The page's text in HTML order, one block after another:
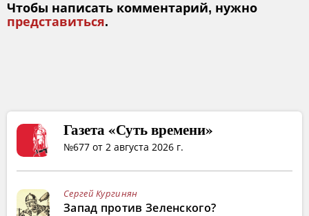
Чтобы написать комментарий, нужно
представиться.
Газета «Суть времени»
№677 от 2 августа 2026 г.
Сергей Кургинян
Запад против Зеленского?